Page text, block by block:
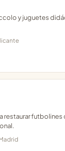
y juguetes
restaurar